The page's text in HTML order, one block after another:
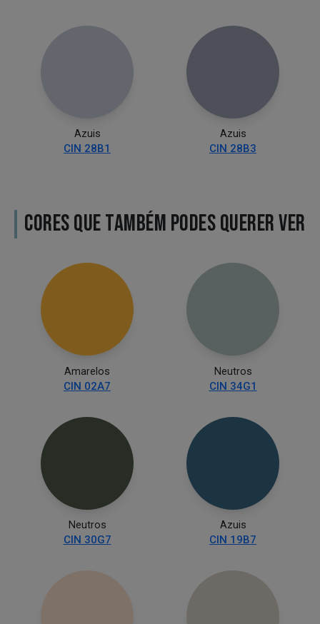
Azuis
CIN 28B1
Azuis
CIN 28B3
CORES QUE TAMBÉM PODES QUERER VER
Amarelos
CIN 02A7
Neutros
CIN 34G1
Neutros
CIN 30G7
Azuis
CIN 19B7